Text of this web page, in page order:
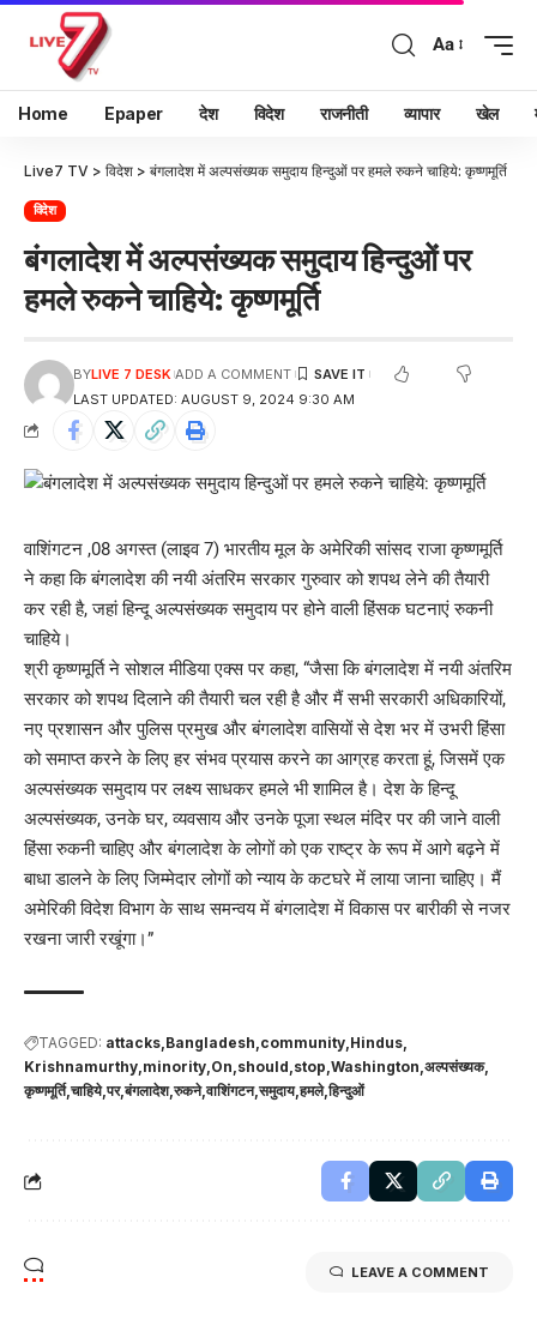
Aa
Home Epaper देश विदेश राजनीती व्यापार खेल
Live7 TV > विदेश > बंगलादेश में अल्पसंख्यक समुदाय हिन्दुओं पर हमले रुकने चाहिये: कृष्णमूर्ति
विदेश
बंगलादेश में अल्पसंख्यक समुदाय हिन्दुओं पर
हमले रुकने चाहिये: कृष्णमूर्ति
LAST UPDATED: AUGUST 9, 2024 9:30 AM
BYLIVE 7 DESK ADD A COMMENT
वाशिंगटन ,08 अगस्त (लाइव 7) भारतीय मूल के अमेरिकी सांसद राजा कृष्णमूर्ति
ने कहा कि बंगलादेश की नयी अंतरिम सरकार गुरुवार को शपथ लेने की तैयारी
कर रही है, जहां हिन्दू अल्पसंख्यक समुदाय पर होने वाली हिंसक घटनाएं रुकनी
चाहिये।
श्री कृष्णमूर्ति ने सोशल मीडिया एक्स पर कहा, “जैसा कि बंगलादेश में नयी अंतरिम
सरकार को शपथ दिलाने की तैयारी चल रही है और मैं सभी सरकारी अधिकारियों,
नए प्रशासन और पुलिस प्रमुख और बंगलादेश वासियों से देश भर में उभरी हिंसा
को समाप्त करने के लिए हर संभव प्रयास करने का आग्रह करता हूं, जिसमें एक
अल्पसंख्यक समुदाय पर लक्ष्य साधकर हमले भी शामिल है। देश के हिन्दू
अल्पसंख्यक, उनके घर, व्यवसाय और उनके पूजा स्थल मंदिर पर की जाने वाली
हिंसा रुकनी चाहिए और बंगलादेश के लोगों को एक राष्ट्र के रूप में आगे बढ़ने में
बाधा डालने के लिए जिम्मेदार लोगों को न्याय के कटघरे में लाया जाना चाहिए। मैं
अमेरिकी विदेश विभाग के साथ समन्वय में बंगलादेश में विकास पर बारीकी से नजर
रखना जारी रखूंगा।”
TAGGED: attacks Bangladesh community Hindus
Krishnamurthy minority On should stop Washington अल्पसंख्यक
कृष्णमूर्ति चाहिये पर बंगलादेश रुकने वाशिंगटन समुदाय हमले हिन्दुओं
LEAVE A COMMENT